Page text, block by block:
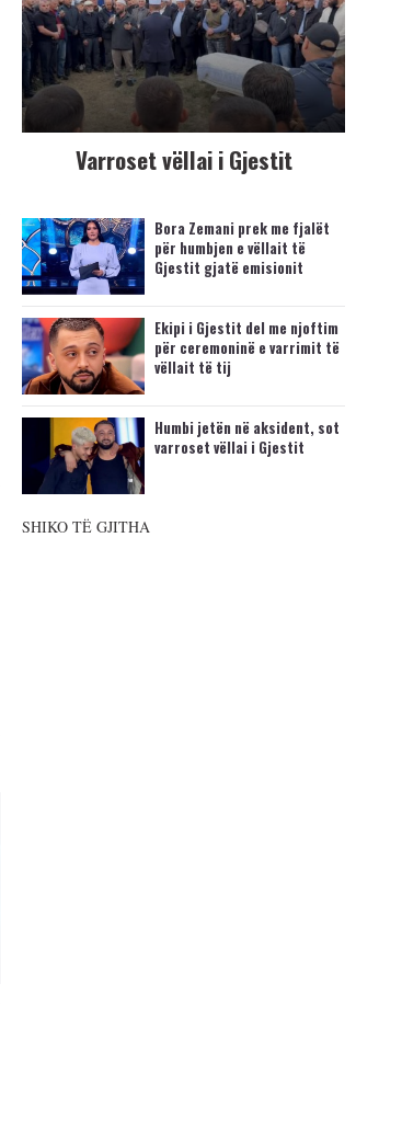
Varroset vëllai i Gjestit
Bora Zemani prek me fjalët
për humbjen e vëllait të
Gjestit gjatë emisionit
Ekipi i Gjestit del me njoftim
për ceremoninë e varrimit të
vëllait të tij
Humbi jetën në aksident, sot
varroset vëllai i Gjestit
SHIKO TË GJITHA